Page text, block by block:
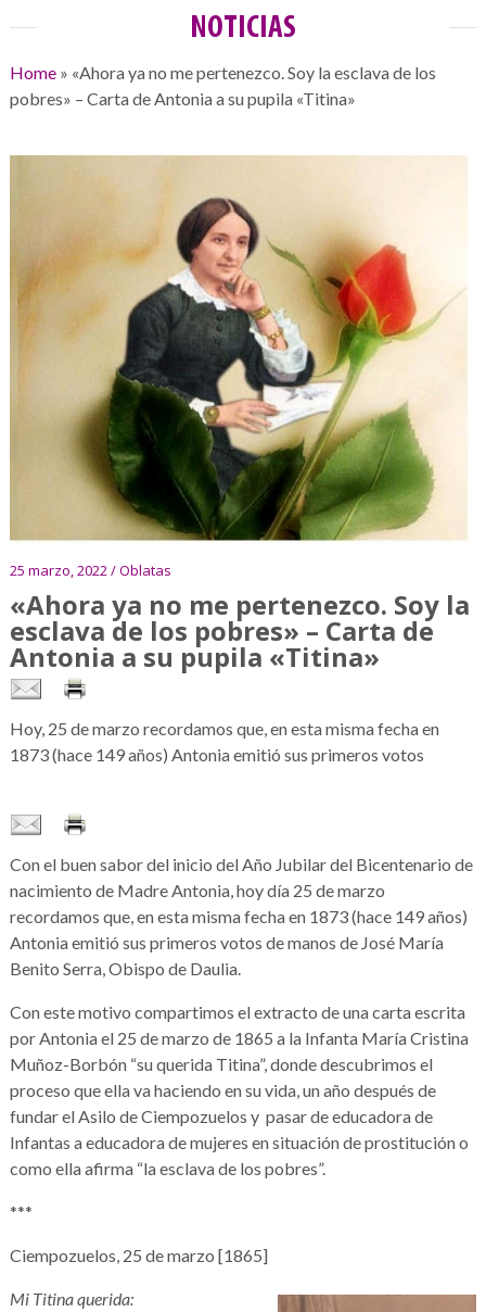
NOTICIAS
Home» «Ahora ya no me pertenezco. Soy la esclava de los
pobres» – Carta de Antonia a su pupila «Titina»
25 marzo, 2022 / Oblatas
«Ahora ya no me pertenezco. Soy la
esclava de los pobres» – Carta de
Antonia a su pupila «Titina»
Hoy, 25 de marzo recordamos que, en esta misma fecha en
1873 (hace 149 años) Antonia emitió sus primeros votos
Con el buen sabor del inicio del Año Jubilar del Bicentenario de
nacimiento de Madre Antonia, hoy día 25 de marzo
recordamos que, en esta misma fecha en 1873 (hace 149 años)
Antonia emitió sus primeros votos de manos de José María
Benito Serra, Obispo de Daulia.
Con este motivo compartimos el extracto de una carta escrita
por Antonia el 25 de marzo de 1865 a la Infanta María Cristina
Muñoz-Borbón “su querida Titina”, donde descubrimos el
proceso que ella va haciendo en su vida, un año después de
fundar el Asilo de Ciempozuelos y pasar de educadora de
Infantas a educadora de mujeres en situación de prostitución o
como ella afirma “la esclava de los pobres”.
***
Ciempozuelos, 25 de marzo [1865]
Mi Titina querida: